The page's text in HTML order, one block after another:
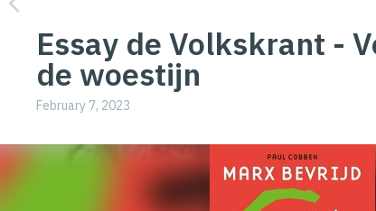
Essay de Volkskrant -
de woestijn
February 7, 2023